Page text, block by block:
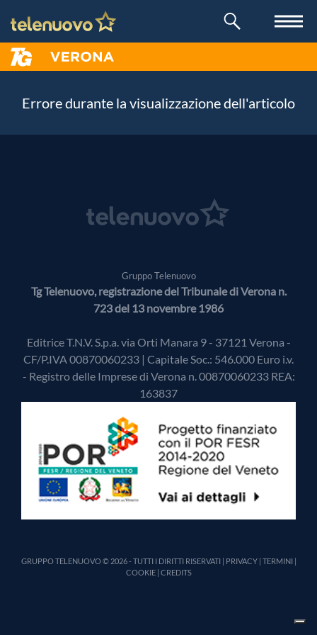
Errore durante la visualizzazione dell'articolo
Gruppo Telenuovo
Tg Telenuovo, registrazione del Tribunale di Verona n.
723 del 13 novembre 1986
Editrice T.N.V. S.p.a. via Orti Manara 9 - 37121 Verona -
CF/P.IVA 00870060233 | Capitale Soc.: 546.000 Euro i.v.
- Registro delle Imprese di Verona n. 00870060233 REA:
163837
GRUPPO TELENUOVO © 2026 - TUTTI I DIRITTI RISERVATI | PRIVACY| TERMINI|
COOKIE| CREDITS